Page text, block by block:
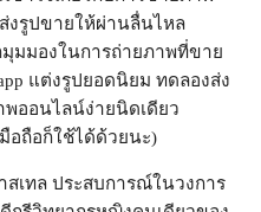
งรูปขายให้ผ่านลื่นไหล
มุมมองในการถ่ายภาพที่ขาย
แต่งรูปยอดนิยม ทดลองส่ง
ออนไลน์ง่ายนิดเดียว
อถือก็ใช้ได้ด้วยนะ)
เทล ประสบการณ์ในวงการ